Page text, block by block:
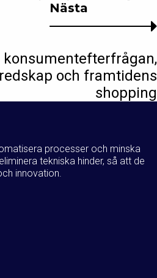
Nästa
konsumentefterfrågan,
och framtidens
shopping
processer och minska
tekniska hinder, så att de
innovation.